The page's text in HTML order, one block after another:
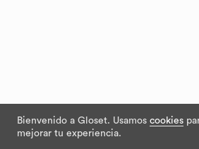
Bienvenido a Gloset. Usamos cookies
mejorar tu experiencia.